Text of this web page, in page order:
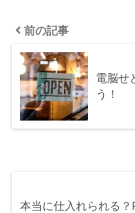
前の記事
電脳せ
う！
本当に仕入れられる